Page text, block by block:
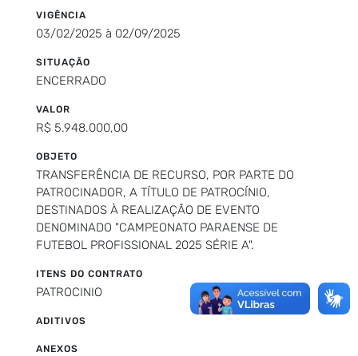
VIGÊNCIA
03/02/2025 à 02/09/2025
SITUAÇÃO
ENCERRADO
VALOR
R$ 5.948.000,00
OBJETO
TRANSFERÊNCIA DE RECURSO, POR PARTE DO
PATROCINADOR, A TÍTULO DE PATROCÍNIO,
DESTINADOS À REALIZAÇÃO DE EVENTO
DENOMINADO "CAMPEONATO PARAENSE DE
FUTEBOL PROFISSIONAL 2025 SÉRIE A".
ITENS DO CONTRATO
PATROCINIO
ADITIVOS
ANEXOS